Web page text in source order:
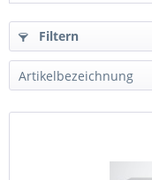
Filtern